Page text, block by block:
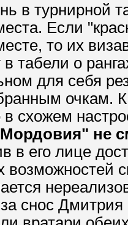
в турнирной
Если
то их
табели о
для себя
очкам.
схожем
не
в его лице
возможностей
снос